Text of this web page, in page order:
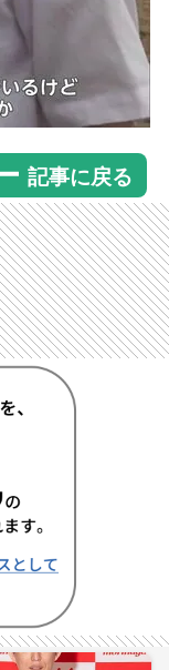
記事に戻る